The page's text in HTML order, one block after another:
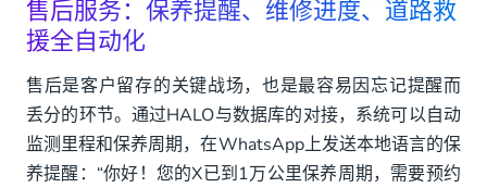
售后服务：保养提醒、维修进度、道路救
援全自动化
售后是客户留存的关键战场，也是最容易因忘记提醒而
丢分的环节。通过HALO与数据库的对接，系统可以自动
监测里程和保养周期，在WhatsApp上发送本地语言的保
养提醒：“你好！您的X已到1万公里保养周期，需要预约